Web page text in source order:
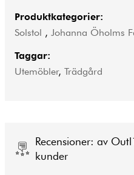
Produktkategorier:
Solstol , Johanna Öholms
Taggar:
Utemöbler, Trädgård
Recensioner: av
kunder